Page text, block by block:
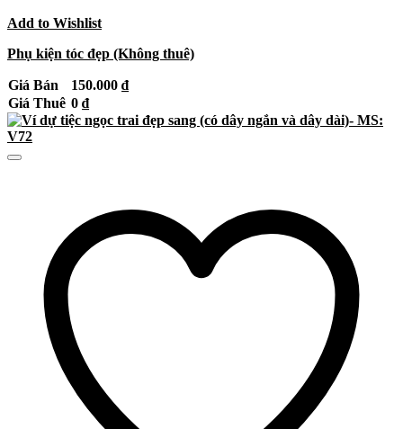
Add to Wishlist
Phụ kiện tóc đẹp (Không thuê)
Giá Bán 150.000 ₫
Giá Thuê 0 ₫